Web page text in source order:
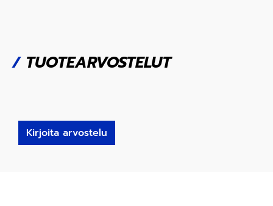
/TUOTEARVOSTELUT
Kirjoita arvostelu